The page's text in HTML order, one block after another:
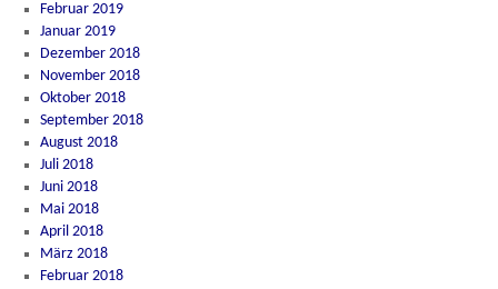
Februar 2019
Januar 2019
Dezember 2018
November 2018
Oktober 2018
September 2018
August 2018
Juli 2018
Juni 2018
Mai 2018
April 2018
März 2018
Februar 2018